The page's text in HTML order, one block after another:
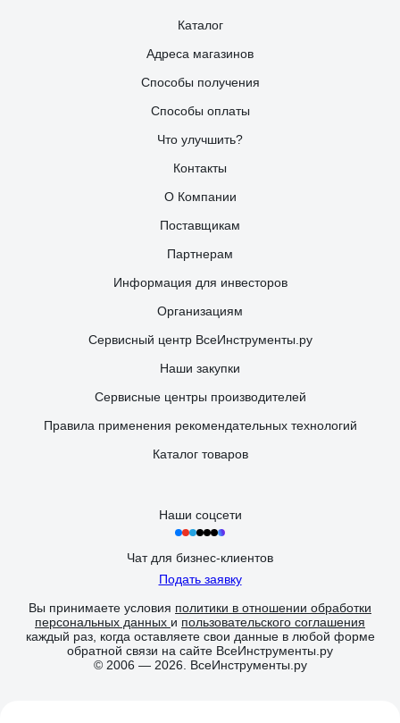
Каталог
Адреса магазинов
Способы получения
Способы оплаты
Что улучшить?
Контакты
О Компании
Поставщикам
Партнерам
Информация для инвесторов
Организациям
Сервисный центр ВсеИнструменты.ру
Наши закупки
Сервисные центры производителей
Правила применения рекомендательных технологий
Каталог товаров
Наши соцсети
Чат для бизнес-клиентов
Подать заявку
Вы принимаете условия политики в отношении обработки
персональных данных и пользовательского соглашения
каждый раз, когда оставляете свои данные в любой форме
обратной связи на сайте ВсеИнструменты.ру
© 2006 — 2026. ВсеИнструменты.ру